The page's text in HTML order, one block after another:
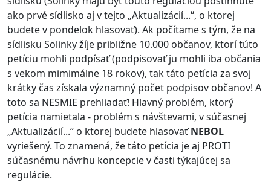
ako prvé sídlisko aj v tejto „Aktualizácií...“, o ktorej
budete v pondelok hlasovať). Ak počítame s tým, že na
sídlisku Solinky žíje približne 10.000 občanov, ktorí túto
petíciu mohli podpísať (podpisovať ju mohli iba občania
s vekom mimimálne 18 rokov), tak táto petícia za svoj
krátky čas získala významný počet podpisov občanov! A
toto sa NESMIE prehliadať! Hlavný problém, ktorý
petícia namietala - problém s návštevami, v súčasnej
„Aktualizácií...“ o ktorej budete hlasovaťNEBOL
vyriešený. To znamená, že táto petícia je aj PROTI
súčasnému návrhu koncepcie v časti týkajúcej sa
regulácie.